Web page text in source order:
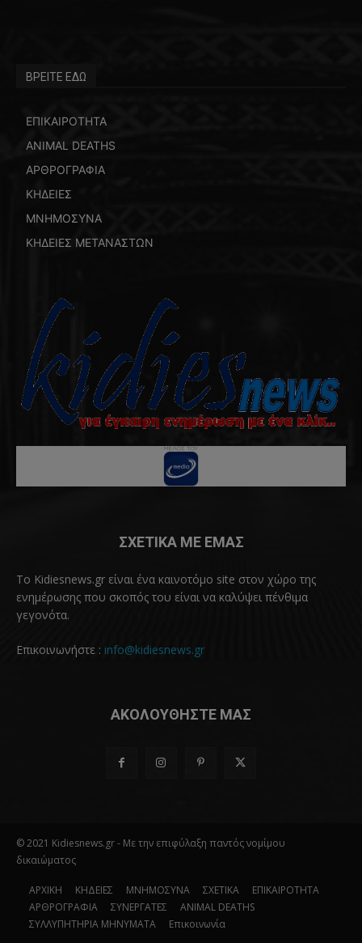
ΒΡΕΙΤΕ ΕΔΩ
ΕΠΙΚΑΙΡΟΤΗΤΑ
ANIMAL DEATHS
ΑΡΘΡΟΓΡΑΦΙΑ
ΚΗΔΕΙΕΣ
ΜΝΗΜΟΣΥΝΑ
ΚΗΔΕΙΕΣ ΜΕΤΑΝΑΣΤΩΝ
ΣΧΕΤΙΚΑ ΜΕ ΕΜΑΣ
Το Kidiesnews.gr είναι ένα καινοτόμο site στον χώρο της
ενημέρωσης που σκοπός του είναι να καλύψει πένθιμα
γεγονότα.
Επικοινωνήστε : info@kidiesnews.gr
ΑΚΟΛΟΥΘΗΣΤΕ ΜΑΣ
© 2021 Kidiesnews.gr - Με την επιφύλαξη παντός νομίμου
δικαιώματος
ΑΡΧΙΚΗ ΚΗΔΕΙΕΣ ΜΝΗΜΟΣΥΝΑ ΣΧΕΤΙΚΑ
ΕΠΙΚΑΙΡΟΤΗΤΑ
ΑΡΘΡΟΓΡΑΦΙΑ
ΣΥΝΕΡΓΑΤΕΣ
ANIMAL DEATHS
ΣΥΛΛΥΠΗΤΗΡΙΑ ΜΗΝΥΜΑΤΑ
Επικοινωνία